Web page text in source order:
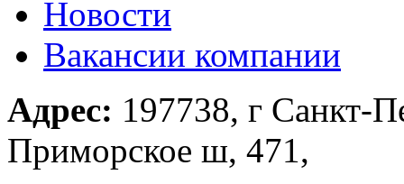
Новости
Вакансии компании
Адрес: 197738, г Санкт-
Приморское ш, 471,